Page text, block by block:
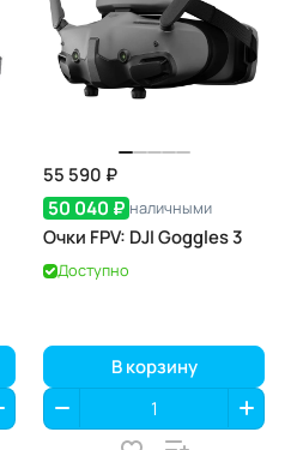
55 590 ₽
50 040 ₽ наличными
Очки FPV: DJI Goggles 3
Доступно
В корзину